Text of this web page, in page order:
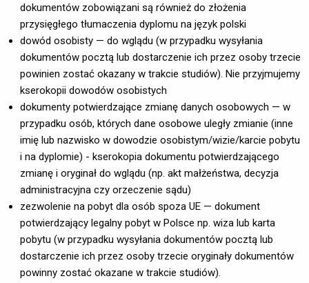
dokumentów zobowiązani są również do złożenia
przysięgłego tłumaczenia dyplomu na język polski
dowód osobisty — do wglądu (w przypadku wysyłania
dokumentów pocztą lub dostarczenie ich przez osoby trzecie
powinien zostać okazany w trakcie studiów). Nie przyjmujemy
kserokopii dowodów osobistych
dokumenty potwierdzające zmianę danych osobowych — w
przypadku osób, których dane osobowe uległy zmianie (inne
imię lub nazwisko w dowodzie osobistym/wizie/karcie pobytu
i na dyplomie) - kserokopia dokumentu potwierdzającego
zmianę i oryginał do wglądu (np. akt małżeństwa, decyzja
administracyjna czy orzeczenie sądu)
zezwolenie na pobyt dla osób spoza UE — dokument
potwierdzający legalny pobyt w Polsce np. wiza lub karta
pobytu (w przypadku wysyłania dokumentów pocztą lub
dostarczenie ich przez osoby trzecie oryginały dokumentów
powinny zostać okazane w trakcie studiów).